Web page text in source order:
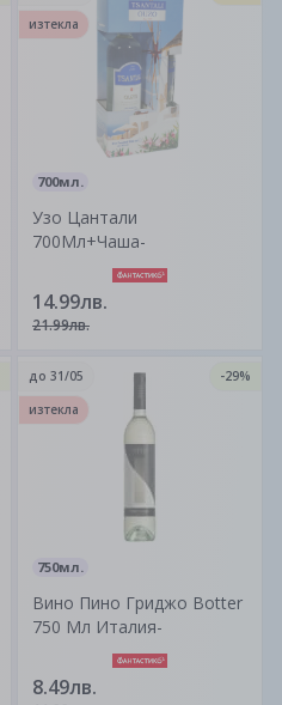
700мл.
Узо Цантали
700Мл+Чаша-
14.99лв.
21.99лв.
изтекла
750мл.
Вино Пино Гриджо Botter
750 Мл Италия-
8.49лв.
до 31/05
-29%
изтекла